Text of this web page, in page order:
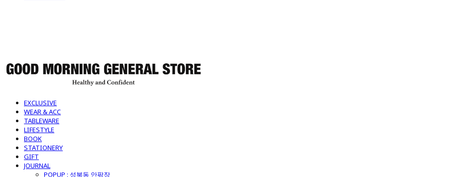
EXCLUSIVE
WEAR & ACC
TABLEWARE
LIFESTYLE
BOOK
STATIONERY
GIFT
JOURNAL
POPUP : 성북동 안팎장